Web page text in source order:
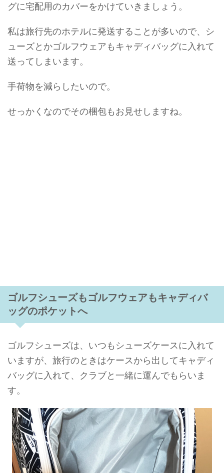
グに宅配用のカバーをかけていきましょう。
私は旅行先のホテルに発送することが多いので、シ
ューズとかゴルフウェアもキャディバッグに入れて
送ってしまいます。
手荷物を減らしたいので。
せっかくなのでその梱包もお見せしますね。
ゴルフシューズもゴルフウェアもキャディバ
ッグのポケットへ
ゴルフシューズは、いつもシューズケースに入れて
いますが、旅行のときはケースから出してキャディ
バッグに入れて、クラブと一緒に運んでもらいま
す。